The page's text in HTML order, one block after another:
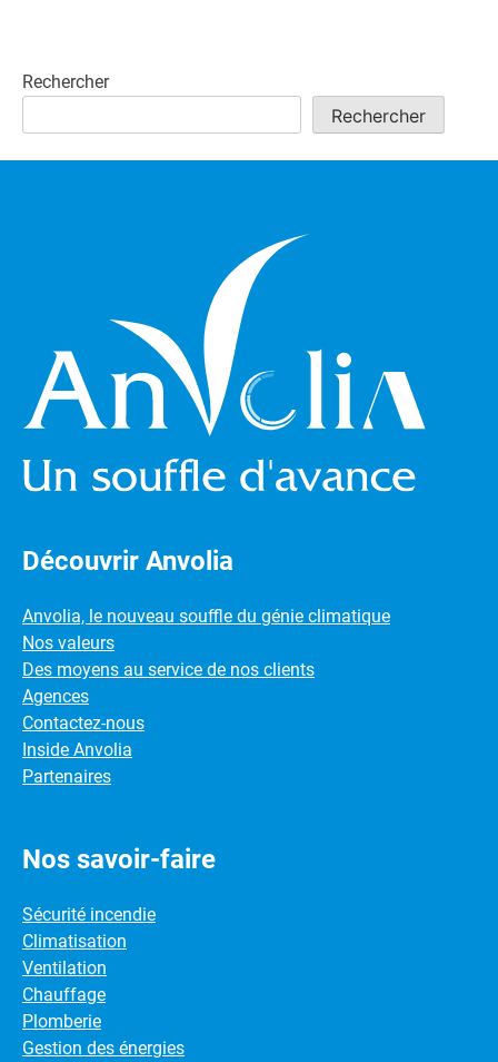
Rechercher
Rechercher
Découvrir Anvolia
Anvolia, le nouveau souffle du génie climatique
Nos valeurs
Des moyens au service de nos clients
Agences
Contactez-nous
Inside Anvolia
Partenaires
Nos savoir-faire
Sécurité incendie
Climatisation
Ventilation
Chauffage
Plomberie
Gestion des énergies